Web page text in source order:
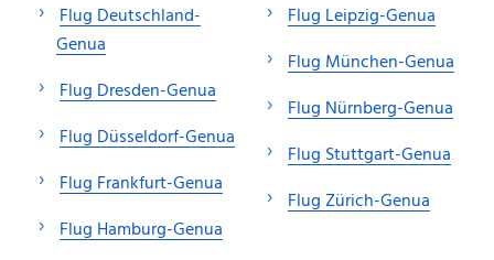
Flug Deutschland-
Genua
Flug Dresden-Genua
Flug Düsseldorf-Genua
Flug Frankfurt-Genua
Flug Hamburg-Genua
Flug Leipzig-Genua
Flug München-Genua
Flug Nürnberg-Genua
Flug Stuttgart-Genua
Flug Zürich-Genua